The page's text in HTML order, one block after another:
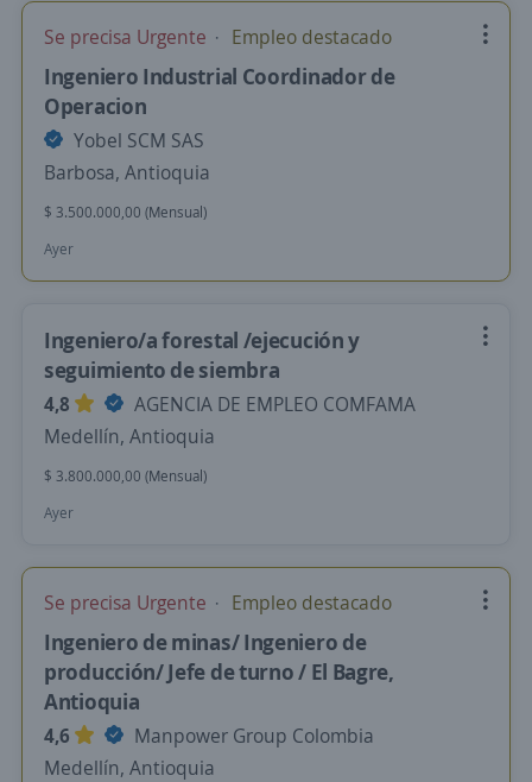
Se precisa Urgente Empleo destacado
Ingeniero Industrial Coordinador de
Operacion
Yobel SCM SAS
Barbosa, Antioquia
$ 3.500.000,00 (Mensual)
Ayer
Ingeniero/a forestal /ejecución y
seguimiento de siembra
4,8
AGENCIA DE EMPLEO COMFAMA
Medellín, Antioquia
$ 3.800.000,00 (Mensual)
Ayer
Se precisa Urgente Empleo destacado
Ingeniero de minas/ Ingeniero de
producción/ Jefe de turno / El Bagre,
Antioquia
4,6
Manpower Group Colombia
Medellín, Antioquia